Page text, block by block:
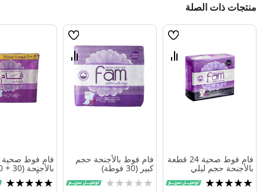
منتجات ذات الصلة
قائمة
قارن
فام فوط صحية 24 قطعة
بالأجنحة حجم ليلي
تقييم:
قائمة
الامنيات
قارن
فام فوط بالأجنحة حجم
كبير (30 فوطة)
Rating:
فام فوط
مجاناً)
تقييم: